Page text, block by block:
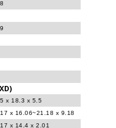
x 18.3 x 5.5
x 16.06~21.18 x 9.18
x 14.4 x 2.01